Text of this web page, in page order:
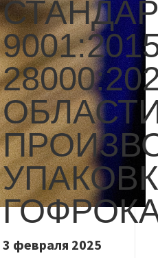
3 февраля 2025